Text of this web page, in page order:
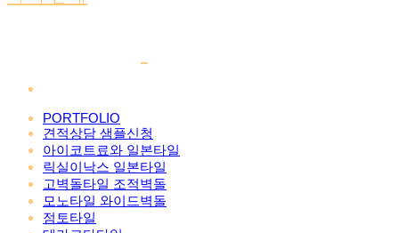
PORTFOLIO
견적상담 샘플신청
아이코트료와 일본타일
릭실이낙스 일본타일
고벽돌타일 조적벽돌
모노타일 와이드벽돌
점토타일